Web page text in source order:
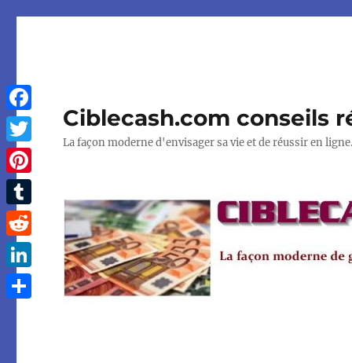
Ciblecash.com conseils
La façon moderne d'envisager sa vie et de réussir en ligne.
Facebook
Twitter
Pinterest
Tumblr
Reddit
LinkedIn